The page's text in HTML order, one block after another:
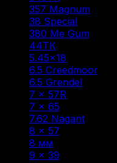
357 Magnum
38 Special
380 Me Gum
44ТК
5.45×18
6.5 Creedmoor
6.5 Grendel
7 × 57R
7 × 65
7.62 Nagant
8 × 57
8 мм
9 × 39